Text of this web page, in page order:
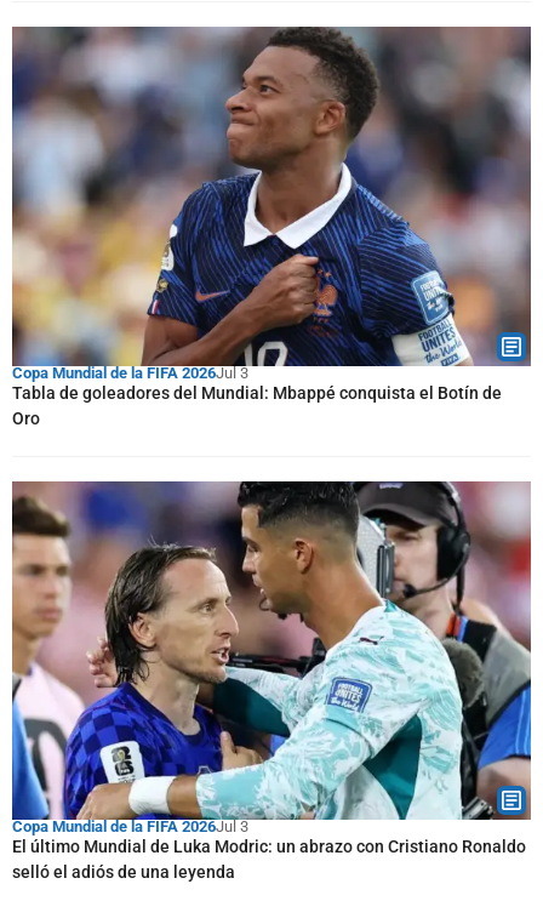
Copa Mundial de la FIFA 2026Jul 3
Tabla de goleadores del Mundial: Mbappé conquista el Botín de
Oro
Copa Mundial de la FIFA 2026Jul 3
El último Mundial de Luka Modric: un abrazo con Cristiano Ronaldo
selló el adiós de una leyenda